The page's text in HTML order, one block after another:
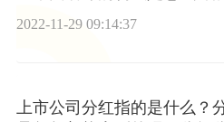
2022-11-29 09:14:37
上市公司分红指的是什么？